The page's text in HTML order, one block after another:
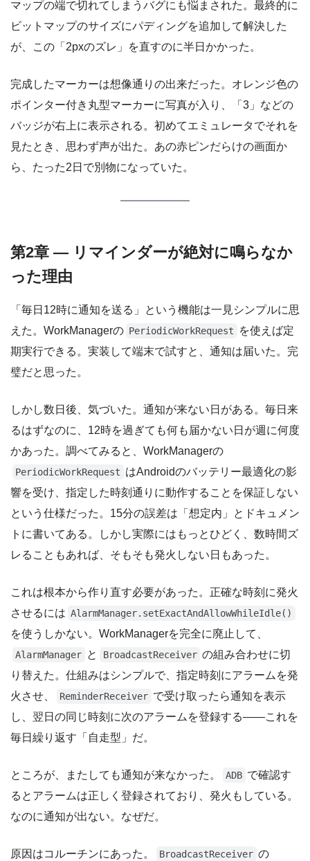
マップの端で切れてしまうバグにも悩まされた。最終的に
ビットマップのサイズにパディングを追加して解決した
が、この「2pxのズレ」を直すのに半日かかった。
完成したマーカーは想像通りの出来だった。オレンジ色の
ポインター付き丸型マーカーに写真が入り、「3」などの
バッジが右上に表示される。初めてエミュレータでそれを
見たとき、思わず声が出た。あの赤ピンだらけの画面か
ら、たった2日で別物になっていた。
第2章 — リマインダーが絶対に鳴らなか
った理由
「毎日12時に通知を送る」という機能は一見シンプルに思
えた。WorkManagerの PeriodicWorkRequest
を使えば定
期実行できる。実装して端末で試すと、通知は届いた。完
璧だと思った。
しかし数日後、気づいた。通知が来ない日がある。毎日来
るはずなのに、12時を過ぎても何も届かない日が週に何度
かあった。調べてみると、WorkManagerの
PeriodicWorkRequest はAndroidのバッテリー最適化の影
響を受け、指定した時刻通りに動作することを保証しない
という仕様だった。15分の誤差は「想定内」とドキュメン
トに書いてある。しかし実際にはもっとひどく、数時間ズ
レることもあれば、そもそも発火しない日もあった。
これは根本から作り直す必要があった。正確な時刻に発火
させるには AlarmManager.setExactAndAllowWhileIdle()
を使うしかない。WorkManagerを完全に廃止して、
AlarmManager と BroadcastReceiver の組み合わせに切
り替えた。仕組みはシンプルで、指定時刻にアラームを発
火させ、
ReminderReceiver で受け取ったら通知を表示
し、翌日の同じ時刻に次のアラームを登録する——これを
毎日繰り返す「自走型」だ。
ところが、またしても通知が来なかった。 ADB で確認す
るとアラームは正しく登録されており、発火もしている。
なのに通知が出ない。なぜだ。
原因はコルーチンにあった。 BroadcastReceiver の